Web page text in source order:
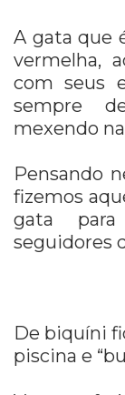
A gata que
vermelha,
com seus
sempre
mexendo
Pensando
fizemos
gata
seguidores
De biquíni
piscina e